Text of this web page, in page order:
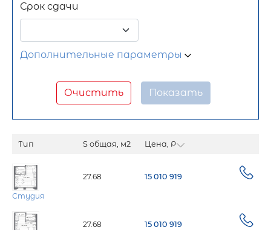
Срок сдачи
Дополнительные параметры
Очистить
Тип S общая, м2 Цена, Р
Студия
27.68 15 010 919
27.68 15 010 919